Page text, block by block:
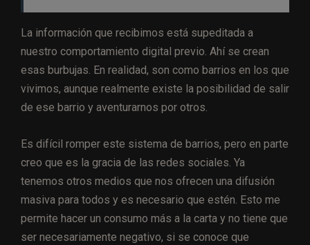
La información que recibimos está supeditada a
nuestro comportamiento digital previo. Ahí se crean
esas burbujas. En realidad, son como barrios en los que
vivimos, aunque realmente existe la posibilidad de salir
de ese barrio y aventurarnos por otros.
Es difícil romper este sistema de barrios, pero en parte
creo que es la gracia de las redes sociales. Ya
tenemos otros medios que nos ofrecen una difusión
masiva para todos y es necesario que estén. Esto me
permite hacer un consumo más a la carta y no tiene que
ser necesariamente negativo, si se conoce que